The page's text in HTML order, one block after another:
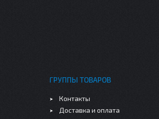
ГРУППЫ ТОВАРОВ
Контакты
Доставка и оплата